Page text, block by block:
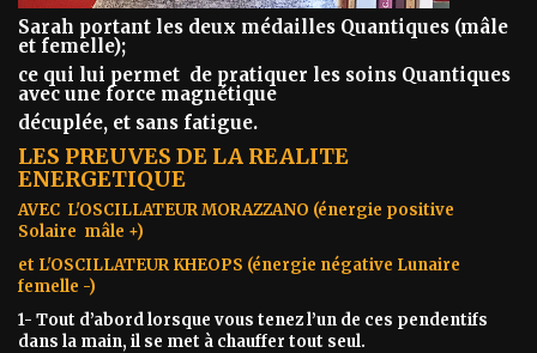
Sarah portant les deux médailles Quantiques (mâle
et femelle);
ce qui lui permet de pratiquer les soins Quantiques
avec une force magnétique
décuplée, et sans fatigue.
LES PREUVES DE LA REALITE
ENERGETIQUE
AVEC L'OSCILLATEUR MORAZZANO (énergie positive
Solaire mâle +)
et L'OSCILLATEUR KHEOPS (énergie négative Lunaire
femelle -)
1- Tout d’abord lorsque vous tenez l’un de ces pendentifs
dans la main, il se met à chauffer tout seul.